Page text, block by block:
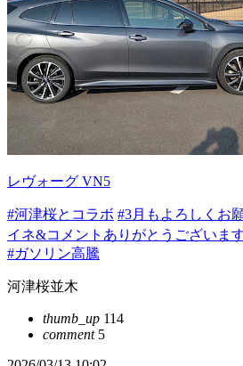
レヴォーグ VN5
#河津桜とコラボ #3月もよろしくお
イネ&コメントありがとうございます
#ガソリン高騰
河津桜並木
thumb_up 114
comment5